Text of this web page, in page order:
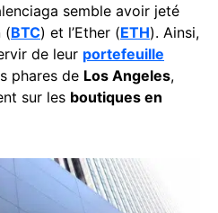
semble avoir jeté
(BTC) et l’Ether (ETH). Ainsi,
de leur portefeuille
phares de Los Angeles,
sur les boutiques en